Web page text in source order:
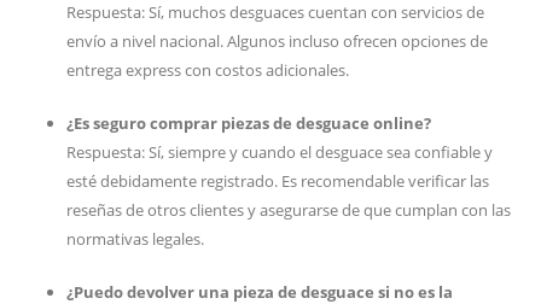
Respuesta: Sí, muchos desguaces cuentan con servicios de
envío a nivel nacional. Algunos incluso ofrecen opciones de
entrega express con costos adicionales.
¿Es seguro comprar piezas de desguace online?
Respuesta: Sí, siempre y cuando el desguace sea confiable y
esté debidamente registrado. Es recomendable verificar las
reseñas de otros clientes y asegurarse de que cumplan con las
normativas legales.
¿Puedo devolver una pieza de desguace si no es la